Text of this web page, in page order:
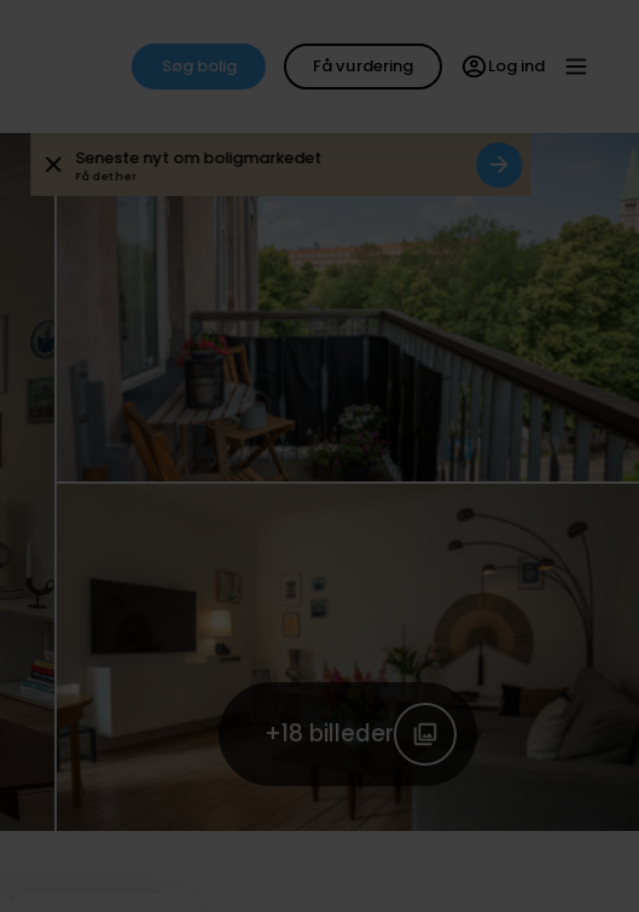
Søg bolig Få vurdering Log ind
Seneste nyt om boligmarkedet
Få det her
+18 billeder